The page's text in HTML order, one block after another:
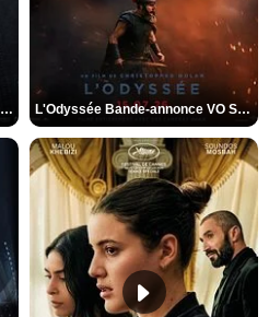
Spider-Man: Brand New Day Bande-annonce VO STFR L'Odyssée Bande-annonce VO STFR